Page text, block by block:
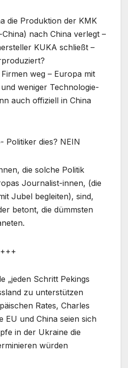
die Produktion der KMK
nach China verlegt –
KUKA schließt –
weg – Europa mit
weniger Technologie-
auch offiziell in China
Politiker dies? NEIN
die solche Politik
Journalist-innen, (die
Jubel begleiten), sind,
betont, die dümmsten
„jeden Schritt Pekings
zu unterstützen
Rates, Charles
EU und China seien sich
in der Ukraine die
würden